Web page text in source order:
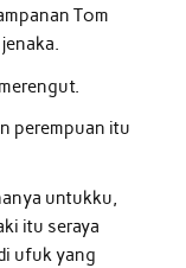
Tom
perempuan itu
untukku,
itu seraya
ufuk yang